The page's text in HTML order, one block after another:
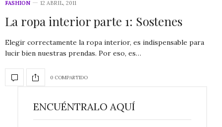
FASHION 12 ABRIL, 2011
La ropa interior parte 1: Sostenes
Elegir correctamente la ropa interior, es indispensable para
lucir bien nuestras prendas. Por eso, es…
0 COMPARTIDO
ENCUÉNTRALO AQUÍ